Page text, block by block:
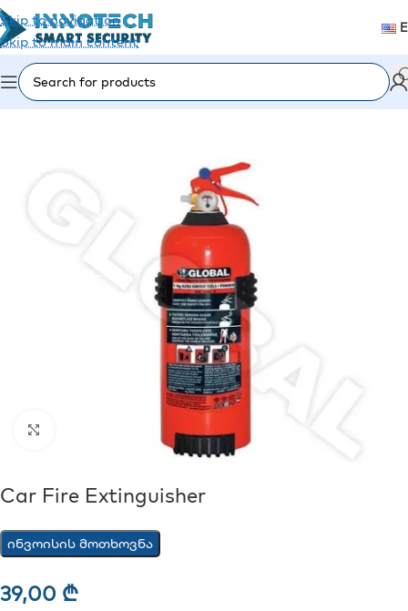
Skip to navigation
Skip to main content
Home/Accessories
Car Fire Extinguisher
ინვოისის მოთხოვნა
39,00 ₾